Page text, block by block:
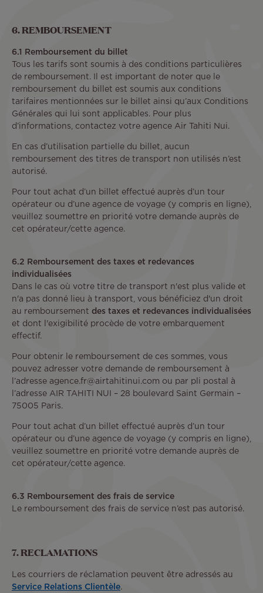
6. REMBOURSEMENT
6.1 Remboursement du billet
Tous les tarifs sont soumis à des conditions particulières
de remboursement. Il est important de noter que le
remboursement du billet est soumis aux conditions
tarifaires mentionnées sur le billet ainsi qu’aux Conditions
Générales qui lui sont applicables. Pour plus
d’informations, contactez votre agence Air Tahiti Nui.
En cas d’utilisation partielle du billet, aucun
remboursement des titres de transport non utilisés n’est
autorisé.
Pour tout achat d’un billet effectué auprès d’un tour
opérateur ou d’une agence de voyage (y compris en ligne),
veuillez soumettre en priorité votre demande auprès de
cet opérateur/cette agence.
6.2 Remboursement des taxes et redevances
individualisées
Dans le cas où votre titre de transport n'est plus valide et
n'a pas donné lieu à transport, vous bénéficiez d'un droit
au remboursement des taxes et redevances individualisées
et dont l'exigibilité procède de votre embarquement
effectif.
Pour obtenir le remboursement de ces sommes, vous
pouvez adresser votre demande de remboursement à
l’adresse agence.fr@airtahitinui.com ou par pli postal à
l’adresse AIR TAHITI NUI – 28 boulevard Saint Germain –
75005 Paris.
Pour tout achat d’un billet effectué auprès d’un tour
opérateur ou d’une agence de voyage (y compris en ligne),
veuillez soumettre en priorité votre demande auprès de
cet opérateur/cette agence.
6.3 Remboursement des frais de service
Le remboursement des frais de service n’est pas autorisé.
7. RECLAMATIONS
Les courriers de réclamation peuvent être adressés au
Service Relations Clientèle.